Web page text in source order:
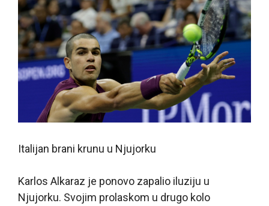
Italijan brani krunu u Njujorku
Karlos Alkaraz je ponovo zapalio iluziju u
Njujorku. Svojim prolaskom u drugo kolo